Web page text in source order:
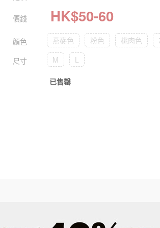
價錢 HK$50-60
顏色 燕麥色 粉色 桃肉色
尺寸
M L
已售罄